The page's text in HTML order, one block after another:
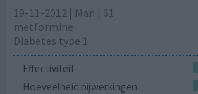
19-11-2012 | Man | 61
metformine
Diabetes type 1
Effectiviteit
Hoeveelheid bijwerkingen